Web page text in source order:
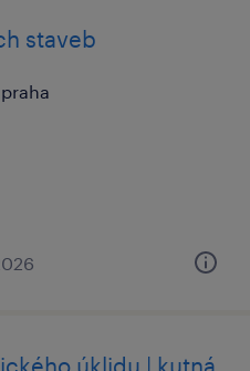
staveb
úklidu | kutná